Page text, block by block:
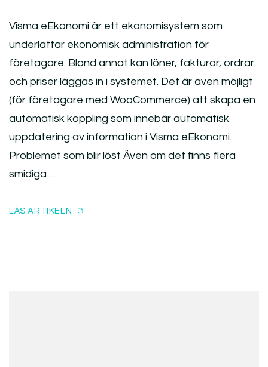
Visma eEkonomi är ett ekonomisystem som
underlättar ekonomisk administration för
företagare. Bland annat kan löner, fakturor, ordrar
och priser läggas in i systemet. Det är även möjligt
(för företagare med WooCommerce) att skapa en
automatisk koppling som innebär automatisk
uppdatering av information i Visma eEkonomi.
Problemet som blir löst Även om det finns flera
smidiga …
LÄS ARTIKELN